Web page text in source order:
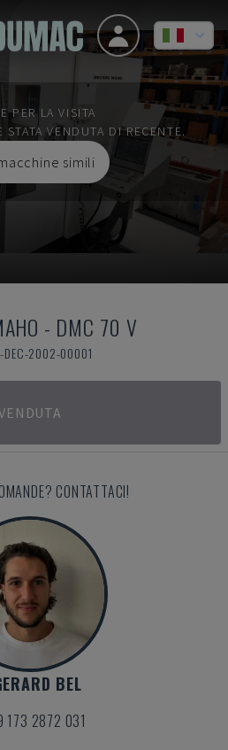
PER LA VISITA
VENDUTA DI RECENTE.
simili
- DMC 70 V
DEC-2002-00001
CONTATTACI!
BEL
173 2872 031